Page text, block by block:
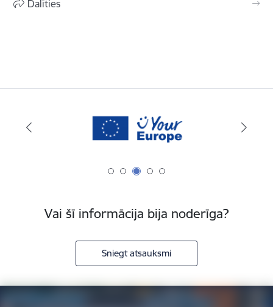
Dalīties
Vai šī informācija bija noderīga?
Sniegt atsauksmi